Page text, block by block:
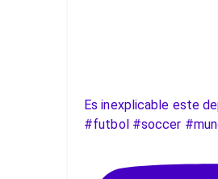
Es inexplicable este
#futbol #soccer